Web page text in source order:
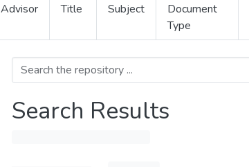
Advisor
Title
Subject
Document
Type
Search Results